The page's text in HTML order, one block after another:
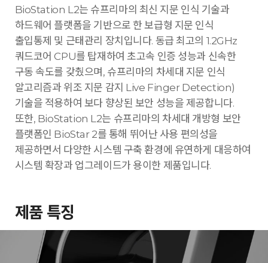
BioStation L2는 슈프리마의 최신 지문 인식 기술과
하드웨어 플랫폼을 기반으로 한 보급형 지문 인식
출입통제 및 근태관리 장치입니다. 동급 최고의 1.2GHz
쿼드코어 CPU를 탑재하여 초고속 인증 성능과 신속한
구동 속도를 갖췄으며, 슈프리마의 차세대 지문 인식
알고리즘과 위조 지문 감지 Live Finger Detection)
기술을 적용하여 보다 향상된 보안 성능을 제공합니다.
또한, BioStation L2는 슈프리마의 차세대 개방형 보안
플랫폼인 BioStar 2를 통해 뛰어난 사용 편의성을
제공하면서 다양한 시스템 구축 환경에 유연하게 대응하여
시스템 확장과 업그레이드가 용이한 제품입니다.
제품 특징